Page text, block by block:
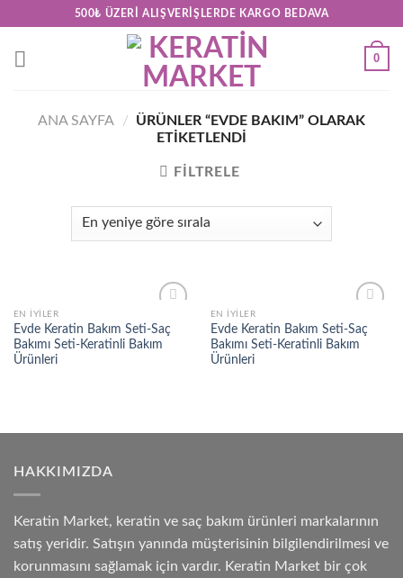
content
500₺ ÜZERI ALIŞVERIŞLERDE KARGO BEDAVA
0
ANA SAYFA /
ÜRÜNLER “EVDE BAKIM” OLARAK
ETIKETLENDI
FILTRELE
Add to
wishlist
EN İYILER
Evde Keratin Bakım Seti-Saç
Bakımı Seti-Keratinli Bakım
Ürünleri
Add to
wishlist
EN İYILER
Evde Keratin Bakım Seti-Saç
Bakımı Seti-Keratinli Bakım
Ürünleri
HAKKIMIZDA
Keratin Market, keratin ve saç bakım ürünleri markalarının
satış yeridir. Satışın yanında müşterisinin bilgilendirilmesi ve
korunmasını sağlamak için vardır. Keratin Market bir çok